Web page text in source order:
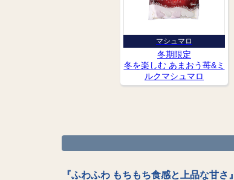
マシュマロ
冬期限定
冬を楽しむ あまおう苺&ミ
ルクマシュマロ
『ふわふわ もちもち食感と上品な甘さ』